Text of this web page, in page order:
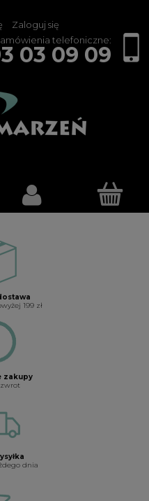
Zaloguj się
telefoniczne:
03 09 09
199 zł
zakupy
dnia